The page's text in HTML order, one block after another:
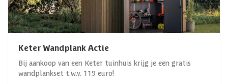
Keter Wandplank Actie
Bij aankoop van een Keter tuinhuis krijg je een gratis
wandplankset t.w.v. 119 euro!